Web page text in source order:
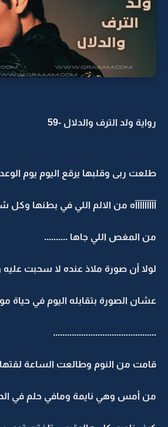
رواية ولد الترف والدلال -59
طلعت ربى وقلبها يرقع اليوم يوم الوعد
آآآآآآآآآه من الالم اللي في بطنها وكل
من المغص اللي جاها ..........
لولا أن صورة ملاذ عنده لا سحبت عليه
عشان الصورة بتقابله اليوم في حياة
............................................
قامت من النوم وطالعت الساعة لقتها :1 ونص
من أمس وهي نايمة ومافي حلم في